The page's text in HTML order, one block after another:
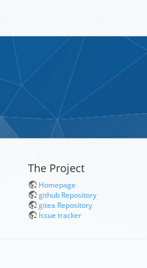
The Project
Homepage
github Repository
gitea Repository
Issue tracker